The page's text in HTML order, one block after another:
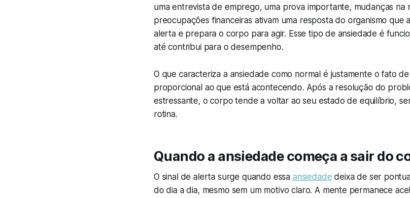
uma entrevista de emprego, uma prova importante, mudanças na
preocupações financeiras ativam uma resposta do organismo que
alerta e prepara o corpo para agir. Esse tipo de ansiedade é
até contribui para o desempenho.
O que caracteriza a ansiedade como normal é justamente o fato
proporcional ao que está acontecendo. Após a resolução do
estressante, o corpo tende a voltar ao seu estado de equilíbrio,
rotina.
Quando a ansiedade começa a sair do
O sinal de alerta surge quando essa ansiedade deixa de ser
do dia a dia, mesmo sem um motivo claro. A mente permanece